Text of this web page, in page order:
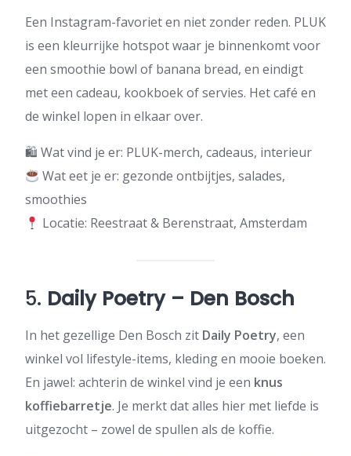
Een Instagram-favoriet en niet zonder reden. PLUK
is een kleurrijke hotspot waar je binnenkomt voor
een smoothie bowl of banana bread, en eindigt
met een cadeau, kookboek of servies. Het café en
de winkel lopen in elkaar over.
🛍 Wat vind je er: PLUK-merch, cadeaus, interieur
Wat eet je er: gezonde ontbijtjes, salades,
smoothies
Locatie: Reestraat & Berenstraat, Amsterdam
5. Daily Poetry – Den Bosch
In het gezellige Den Bosch zit Daily Poetry, een
winkel vol lifestyle-items, kleding en mooie boeken.
En jawel: achterin de winkel vind je een knus
koffiebarretje. Je merkt dat alles hier met liefde is
uitgezocht – zowel de spullen als de koffie.